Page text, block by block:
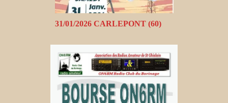
31/01/2026 CARLEPONT (60)